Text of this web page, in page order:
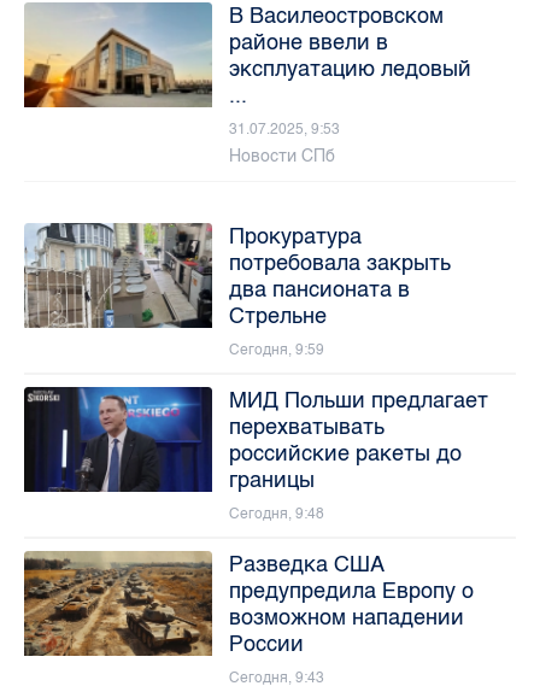
В Василеостровском
районе ввели в
эксплуатацию ледовый
...
31.07.2025, 9:53
Новости СПб
Прокуратура
потребовала закрыть
два пансионата в
Стрельне
Сегодня, 9:59
МИД Польши предлагает
перехватывать
российские ракеты до
границы
Сегодня, 9:48
Разведка США
предупредила Европу о
возможном нападении
России
Сегодня, 9:43